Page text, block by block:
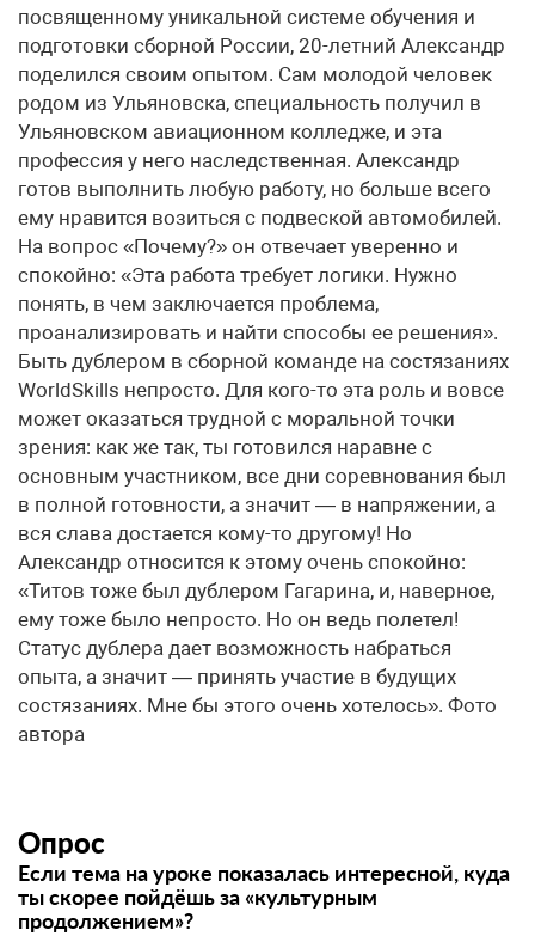
посвященному уникальной системе обучения и
подготовки сборной России, 20-летний Александр
поделился своим опытом. Сам молодой человек
родом из Ульяновска, специальность получил в
Ульяновском авиационном колледже, и эта
профессия у него наследственная. Александр
готов выполнить любую работу, но больше всего
ему нравится возиться с подвеской автомобилей.
На вопрос «Почему?» он отвечает уверенно и
спокойно: «Эта работа требует логики. Нужно
понять, в чем заключается проблема,
проанализировать и найти способы ее решения».
Быть дублером в сборной команде на состязаниях
WorldSkills непросто. Для кого-то эта роль и вовсе
может оказаться трудной с моральной точки
зрения: как же так, ты готовился наравне с
основным участником, все дни соревнования был
в полной готовности, а значит — в напряжении, а
вся слава достается кому-то другому! Но
Александр относится к этому очень спокойно:
«Титов тоже был дублером Гагарина, и, наверное,
ему тоже было непросто. Но он ведь полетел!
Статус дублера дает возможность набраться
опыта, а значит — принять участие в будущих
состязаниях. Мне бы этого очень хотелось». Фото
автора
Опрос
Если тема на уроке показалась интересной, куда
ты скорее пойдёшь за «культурным
продолжением»?